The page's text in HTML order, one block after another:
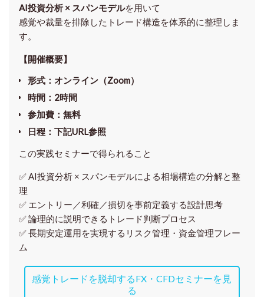
AI投資分析 × スパンモデルを用いて
感覚や裁量を排除したトレード構造を体系的に整理しま
す。
【開催概要】
形式：オンライン（Zoom）
時間：2時間
参加費：無料
日程：下記URL参照
この実践セミナーで得られること
✅ AI投資分析 × スパンモデルによる相場構造の分解と整
理
✅ エントリー／利確／損切を事前定義する設計思考
✅ 論理的に説明できるトレード判断プロセス
✅ 長期安定運用を実現するリスク管理・資金管理フレー
ム
感覚トレードを脱却するFX・CFDセミナーを見
る